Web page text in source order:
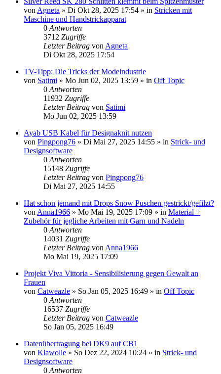
von Agneta » Di Okt 28, 2025 17:54 » in Stricken mit
Maschine und Handstrickapparat
0 Antworten
3712 Zugriffe
Letzter Beitrag von Agneta
Di Okt 28, 2025 17:54
TV-Tipp: Die Tricks der Modeindustrie
von Satimi » Mo Jun 02, 2025 13:59 » in Off Topic
0 Antworten
11932 Zugriffe
Letzter Beitrag von Satimi
Mo Jun 02, 2025 13:59
Ayab USB Kabel für Designaknit nutzen
von Pingpong76 » Di Mai 27, 2025 14:55 » in Strick- und
Designsoftware
0 Antworten
15148 Zugriffe
Letzter Beitrag von Pingpong76
Di Mai 27, 2025 14:55
Hat schon jemand mit Drops Snow Puschen gestrickt/gefilzt?
von Anna1966 » Mo Mai 19, 2025 17:09 » in Material +
Zubehör für jegliche Arbeiten mit Garn und Nadeln
0 Antworten
14031 Zugriffe
Letzter Beitrag von Anna1966
Mo Mai 19, 2025 17:09
Projekt Viva Vittoria - Sensibilisierung gegen Gewalt an
Frauen
von Catweazle » So Jan 05, 2025 16:49 » in Off Topic
0 Antworten
16537 Zugriffe
Letzter Beitrag von Catweazle
So Jan 05, 2025 16:49
Datenübertragung bei DK9 auf CB1
von Klawolle » So Dez 22, 2024 10:24 » in Strick- und
Designsoftware
0 Antworten